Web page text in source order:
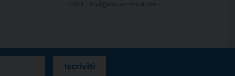
EMAIL: mail@vocazioni.store